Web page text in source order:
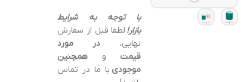
با توجه به شرایط
بازار! لطفا قبل از سفارش
نهایی، در مورد
قیمت و همچنین
موجودی با ما در تماس